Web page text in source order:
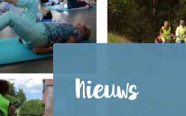
Nieuws